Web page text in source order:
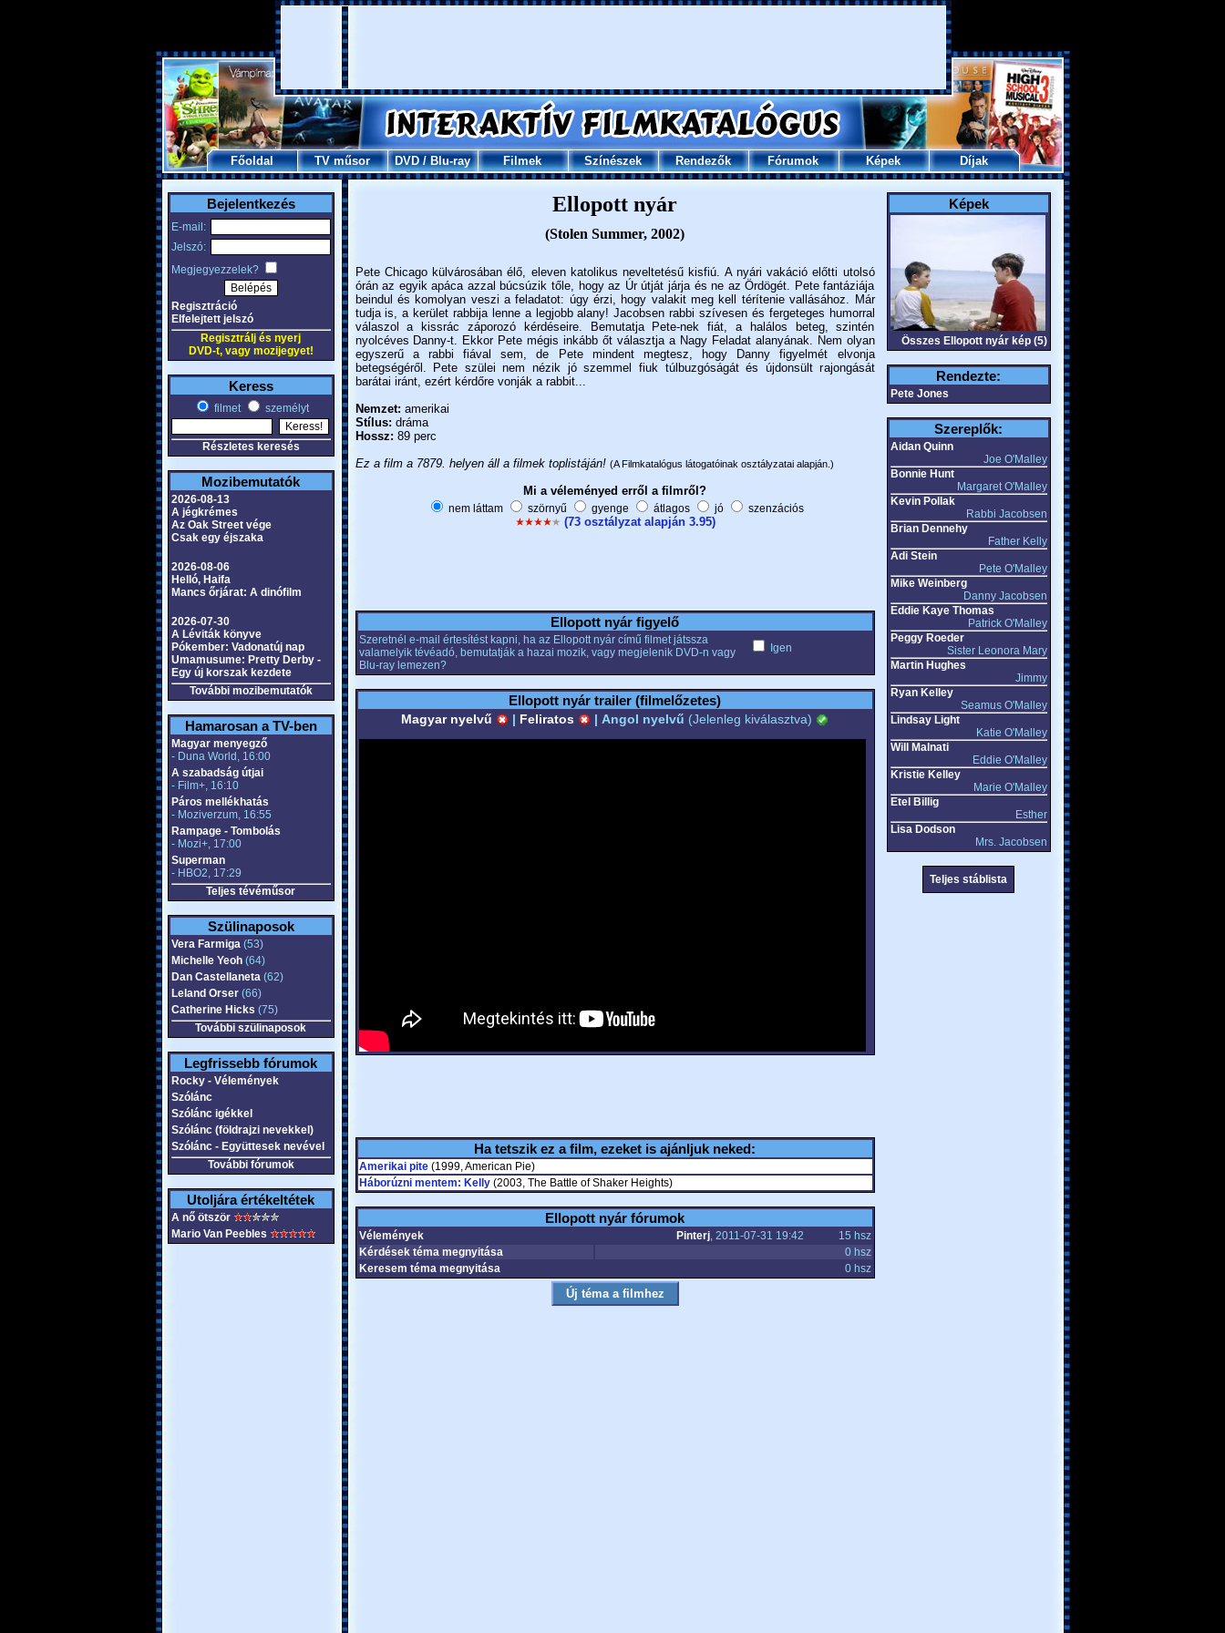
Főoldal TV műsor DVD/Blu-ray Filmek Színészek Rendezők Fórumok Képek Díjak
Bejelentkezés
E-mail:
Jelszó:
Megjegyezzelek?
Regisztráció
Elfelejtett jelszó
Regisztrálj és nyerj
DVD-t, vagy mozijegyet!
Keress
filmet személyt
Részletes keresés
Mozibemutatók
2026-08-13
A jégkrémes
Az Oak Street vége
Csak egy éjszaka
2026-08-06
Helló, Haifa
Mancs őrjárat: A dinófilm
2026-07-30
A Léviták könyve
Pókember: Vadonatúj nap
Umamusume: Pretty Derby -
Egy új korszak kezdete
További mozibemutatók
Hamarosan a TV-ben
Magyar menyegző
- Duna World, 16:00
A szabadság útjai
- Film+, 16:10
Páros mellékhatás
- Moziverzum, 16:55
Rampage - Tombolás
- Mozi+, 17:00
Superman
- HBO2, 17:29
Teljes tévéműsor
Szülinaposok
Vera Farmiga(53)
Michelle Yeoh(64)
Dan Castellaneta(62)
Leland Orser(66)
Catherine Hicks (75)
További szülinaposok
Legfrissebb fórumok
Rocky - Vélemények
Szólánc
Szólánc igékkel
Szólánc (földrajzi nevekkel)
Szólánc - Együttesek nevével
További fórumok
Utoljára értékeltétek
A nő ötször
Mario Van Peebles
Ellopott nyár
(Stolen Summer, 2002)
Pete Chicago külvárosában élő, eleven katolikus neveltetésű kisfiú. A nyári vakáció előtti utolsó
órán az egyik apáca azzal búcsúzik tőle, hogy az Úr útját járja és ne az Ördögét. Pete fantáziája
beindul és komolyan veszi a feladatot: úgy érzi, hogy valakit meg kell térítenie vallásához. Már
tudja is, a kerület rabbija lenne a legjobb alany! Jacobsen rabbi szívesen és fergeteges humorral
válaszol a kissrác záporozó kérdéseire. Bemutatja Pete-nek fiát, a halálos beteg, szintén
nyolcéves Danny-t. Ekkor Pete mégis inkább őt választja a Nagy Feladat alanyának. Nem olyan
egyszerű a rabbi fiával sem, de Pete mindent megtesz, hogy Danny figyelmét elvonja
betegségéről. Pete szülei nem nézik jó szemmel fiuk túlbuzgóságát és újdonsült rajongását
barátai iránt, ezért kérdőre vonják a rabbit...
Nemzet: amerikai
Stílus: dráma
Hossz: 89 perc
Ez a film a 7879. helyen áll a filmek toplistáján! (A Filmkatalógus látogatóinak osztályzatai alapján.)
Mi a véleményed erről a filmről?
nem láttam szörnyű gyenge átlagos jó szenzációs
(73 osztályzat alapján 3.95)
Ellopott nyár figyelő
Szeretnél e-mail értesítést kapni, ha az Ellopott nyár című filmet játssza
valamelyik tévéadó, bemutatják a hazai mozik, vagy megjelenik DVD-n vagy
Blu-ray lemezen?
Igen
Ellopott nyár trailer (filmelőzetes)
Magyar nyelvű | Feliratos | Angol nyelvű (Jelenleg kiválasztva)
Ha tetszik ez a film, ezeket is ajánljuk neked:
Amerikai pite(1999, American Pie)
Háborúzni mentem: Kelly(2003, The Battle of Shaker Heights)
Ellopott nyár fórumok
Vélemények Pinterj, 2011-07-31 19:42
15 hsz
Kérdések téma megnyitása
0 hsz
Keresem téma megnyitása
0 hsz
Képek
Összes Ellopott nyár kép (5)
Rendezte:
Pete Jones
Szereplők:
Aidan Quinn
Joe O'Malley
Bonnie Hunt
Margaret O'Malley
Kevin Pollak
Rabbi Jacobsen
Brian Dennehy
Father Kelly
Adi Stein
Pete O'Malley
Mike Weinberg
Danny Jacobsen
Eddie Kaye Thomas
Patrick O'Malley
Peggy Roeder
Sister Leonora Mary
Martin Hughes
Jimmy
Ryan Kelley
Seamus O'Malley
Lindsay Light
Katie O'Malley
Will Malnati
Eddie O'Malley
Kristie Kelley
Marie O'Malley
Etel Billig
Esther
Lisa Dodson
Mrs. Jacobsen
Teljes stáblista